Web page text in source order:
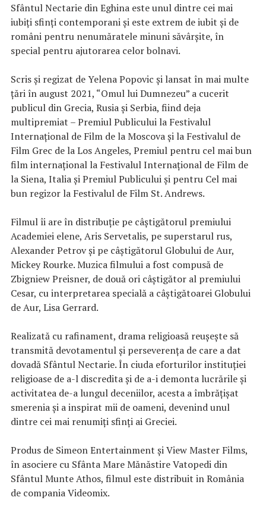
Sfântul Nectarie din Eghina este unul dintre cei mai
iubiți sfinți contemporani și este extrem de iubit și de
români pentru nenumăratele minuni săvârșite, în
special pentru ajutorarea celor bolnavi.
Scris și regizat de Yelena Popovic și lansat în mai multe
țări în august 2021, “Omul lui Dumnezeu” a cucerit
publicul din Grecia, Rusia și Serbia, fiind deja
multipremiat – Premiul Publicului la Festivalul
Internațional de Film de la Moscova și la Festivalul de
Film Grec de la Los Angeles, Premiul pentru cel mai bun
film internațional la Festivalul Internațional de Film de
la Siena, Italia și Premiul Publicului și pentru Cel mai
bun regizor la Festivalul de Film St. Andrews.
Filmul îi are în distribuție pe câștigătorul premiului
Academiei elene, Aris Servetalis, pe superstarul rus,
Alexander Petrov și pe câștigătorul Globului de Aur,
Mickey Rourke. Muzica filmului a fost compusă de
Zbigniew Preisner, de două ori câștigător al premiului
Cesar, cu interpretarea specială a câștigătoarei Globului
de Aur, Lisa Gerrard.
Realizată cu rafinament, drama religioasă reușește să
transmită devotamentul și perseverența de care a dat
dovadă Sfântul Nectarie. În ciuda eforturilor instituției
religioase de a-l discredita și de a-i demonta lucrările și
activitatea de-a lungul deceniilor, acesta a îmbrățișat
smerenia și a inspirat mii de oameni, devenind unul
dintre cei mai renumiți sfinți ai Greciei.
Produs de Simeon Entertainment și View Master Films,
în asociere cu Sfânta Mare Mănăstire Vatopedi din
Sfântul Munte Athos, filmul este distribuit in România
de compania Videomix.